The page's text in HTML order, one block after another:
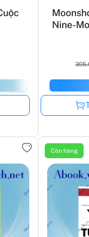
Nine-
Còn hàng